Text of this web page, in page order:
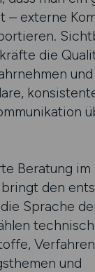
– externe
die
Beratung im
den
Sprache
und